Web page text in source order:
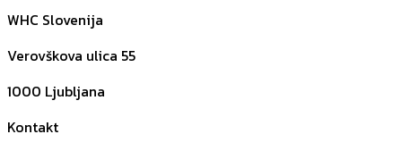
WHC Slovenija
Verovškova ulica 55
1000 Ljubljana
Kontakt